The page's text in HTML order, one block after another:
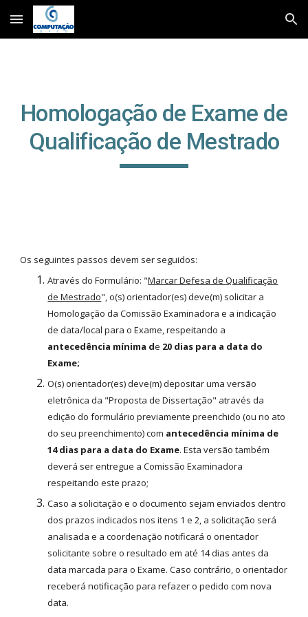
Skip to main content Skip to navigation
Homologação de Exame de
Qualificação de Mestrado
Os seguintes passos devem ser seguidos:
Através do Formulário: "Marcar Defesa de Qualificação
de Mestrado", o(s) orientador(es) deve(m) solicitar a
Homologação da Comissão Examinadora e a indicação
de data/local para o Exame, respeitando a
antecedência mínima de 20 dias para a data do
Exame;
O(s) orientador(es) deve(m) depositar uma versão
eletrônica da "Proposta de Dissertação" através da
edição do formulário previamente preenchido (ou no ato
do seu preenchimento) com antecedência mínima de
14 dias para a data do Exame. Esta versão também
deverá ser entregue a Comissão Examinadora
respeitando este prazo;
Caso a solicitação e o documento sejam enviados dentro
dos prazos indicados nos itens 1 e 2, a solicitação será
analisada e a coordenação notificará o orientador
solicitante sobre o resultado em até 14 dias antes da
data marcada para o Exame. Caso contrário, o orientador
receberá notificação para refazer o pedido com nova
data.